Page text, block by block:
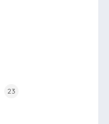
23